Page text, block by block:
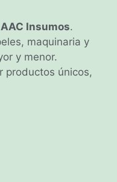
Insumos.
maquinaria y
y menor.
productos únicos,